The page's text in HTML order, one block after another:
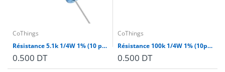
CoThings
Résistance 5.1k 1/4W 1% (10 pièces)
0.500 DT
CoThings
Résistance 100k 1/4W 1% (10pièces)
0.500 DT